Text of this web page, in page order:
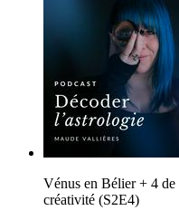
Vénus en Bélier + 4 de
créativité (S2E4)